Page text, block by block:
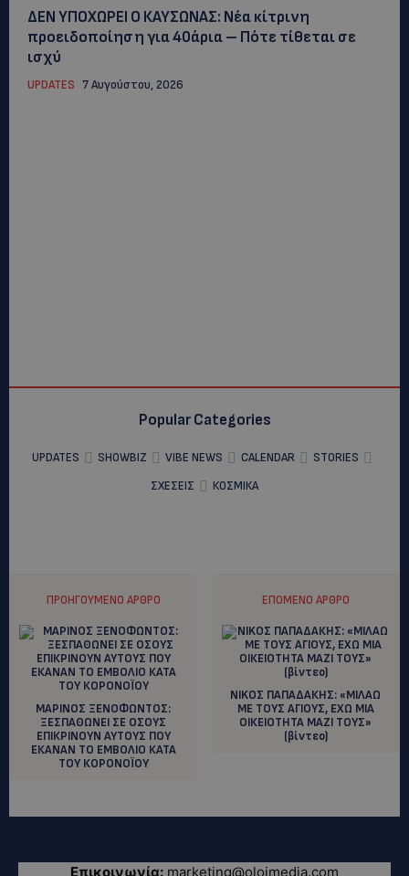
ΔΕΝ ΥΠΟΧΩΡΕΙ Ο ΚΑΥΣΩΝΑΣ: Νέα κίτρινη
προειδοποίηση για 40άρια – Πότε τίθεται σε
ισχύ
UPDATES 7 Αυγούστου, 2026
Popular Categories
UPDATES SHOWBIZ VIBE NEWS CALENDAR
STORIES
ΣΧΕΣΕΙΣ
ΚΟΣΜΙΚΑ
ΠΡΟΗΓΟΎΜΕΝΟ ΆΡΘΡΟ
ΜΑΡΙΝΟΣ ΞΕΝΟΦΩΝΤΟΣ:
ΞΕΣΠΑΘΩΝΕΙ ΣΕ ΟΣΟΥΣ
ΕΠΙΚΡΙΝΟΥΝ ΑΥΤΟΥΣ ΠΟΥ
ΕΚΑΝΑΝ ΤΟ ΕΜΒΟΛΙΟ ΚΑΤΑ
ΤΟΥ ΚΟΡΟΝΟΪΟΥ
ΕΠΌΜΕΝΟ ΆΡΘΡΟ
NIKOΣ ΠΑΠΑΔΑΚΗΣ: «ΜΙΛΑΩ
ΜΕ ΤΟΥΣ ΑΓΙΟΥΣ, ΕΧΩ ΜΙΑ
ΟΙΚΕΙΟΤΗΤΑ ΜΑΖΙ ΤΟΥΣ»
(βίντεο)
Επικοινωνία: marketing@oloimedia.com